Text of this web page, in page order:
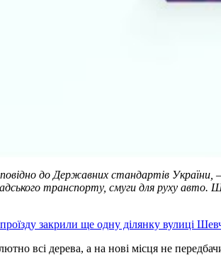
до Державних стандартів
транспорту, смуги для руху авто.
закрили ще одну ділянку вулиці
всі дерева, а на нові місця не